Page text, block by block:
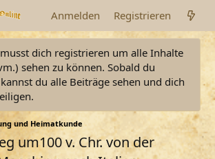
Anmelden Registrieren
dich registrieren um alle Inhalte
sehen zu können. Sobald du
du alle Beiträge sehen und dich
und Heimatkunde
um100 v. Chr. von der